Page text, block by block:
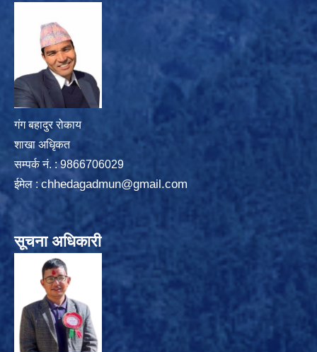
गंग बहादुर रोकाय
शाखा अधिृकत
सम्पर्क न‌ं. : 9866706029
ईमेल : chhedagadmun@gmail.com
सूचना अधिकारी